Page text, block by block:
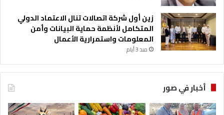
زين أول شركة اتصالات تنال الاعتماد الدولي
المتكامل لأنظمة حماية البيانات وأمن
المعلومات واستمرارية الأعمال
منذ 3 أيام
أخبار في صور